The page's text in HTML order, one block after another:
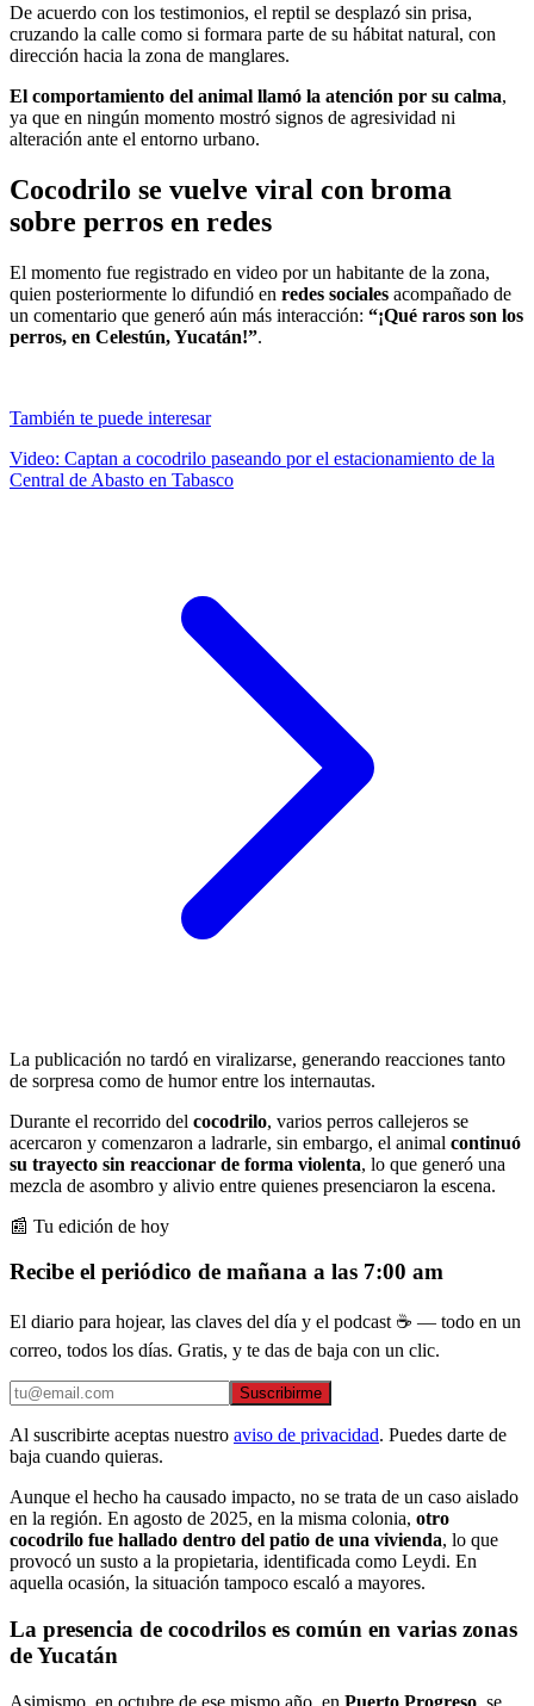
De acuerdo con los testimonios, el reptil se desplazó sin prisa,
cruzando la calle como si formara parte de su hábitat natural, con
dirección hacia la zona de manglares.
El comportamiento del animal llamó la atención por su calma,
ya que en ningún momento mostró signos de agresividad ni
alteración ante el entorno urbano.
Cocodrilo se vuelve viral con broma
sobre perros en redes
El momento fue registrado en video por un habitante de la zona,
quien posteriormente lo difundió en redes sociales acompañado de
un comentario que generó aún más interacción: “¡Qué raros son los
perros, en Celestún, Yucatán!”.
También te puede interesar
Video: Captan a cocodrilo paseando por el estacionamiento de la
Central de Abasto en Tabasco
La publicación no tardó en viralizarse, generando reacciones tanto
de sorpresa como de humor entre los internautas.
Durante el recorrido del cocodrilo, varios perros callejeros se
acercaron y comenzaron a ladrarle, sin embargo, el animal continuó
su trayecto sin reaccionar de forma violenta, lo que generó una
mezcla de asombro y alivio entre quienes presenciaron la escena.
📰 Tu edición de hoy
Recibe el periódico de mañana a las 7:00 am
El diario para hojear, las claves del día y el podcast ☕ — todo en un
correo, todos los días. Gratis, y te das de baja con un clic.
Suscribirme
Al suscribirte aceptas nuestro aviso de privacidad. Puedes darte de
baja cuando quieras.
Aunque el hecho ha causado impacto, no se trata de un caso aislado
en la región. En agosto de 2025, en la misma colonia, otro
cocodrilo fue hallado dentro del patio de una vivienda, lo que
provocó un susto a la propietaria, identificada como Leydi. En
aquella ocasión, la situación tampoco escaló a mayores.
La presencia de cocodrilos es común en varias zonas
de Yucatán
Asimismo, en octubre de ese mismo año, en Puerto Progreso , se